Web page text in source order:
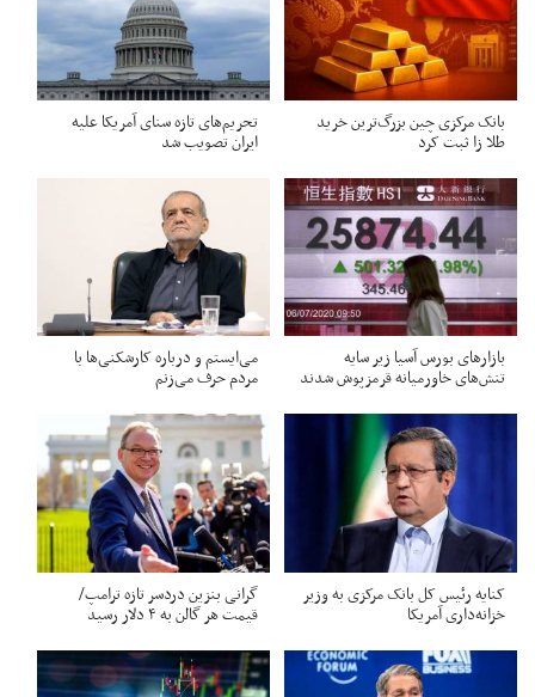
بانک مرکزی چین بزرگ‌ترین خرید
طلا زا ثبت کرد
تحریم‌های تازه سنای آمریکا علیه
ایران تصویب شد
بازارهای بورس آسیا زیر سایه
تنش‌های خاورمیانه قرمزپوش شدند
می‌ایستم و درباره کارشکنی‌ها با
مردم حرف می‌زنم
کنایه رئیس کل بانک مرکزی به وزیر
خزانه‌داری آمریکا
گرانی بنزین دردسر تازه ترامپ/
قیمت هر گالن به ۴ دلار رسید